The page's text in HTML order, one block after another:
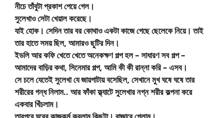
নীচে তাঁবুটা প্রকাশ পেয়ে গেল।
সুলেখাও সেটা খেয়াল করেছে।
যাই হোক। সেদিন তার বর কোথাও একটা কাজে গেছে ছেলেকে নিয়ে। তাই
তার হাতে সময় ছিল, আমারও ছুটির দিন।
ইডলি আর কফি খেতে খেতে অনেকক্ষণ গল্প হল – সাধারণ সব গল্প –
আমাদের বাড়ির কথা, সিনেমার গল্প, আমি কী কী রান্না করি – এসব।
সে চলে যেতেই সুলেখা যে জায়গাটায় বসেছিল, সেখানে মুখ ঘষে ঘষে তার
শরীরের গন্ধ নিলাম.. আর ফাঁকা ফ্ল্যাটে সুলেখার নগ্ন শরীর কল্পনা করে
একবার খিঁচলাম।